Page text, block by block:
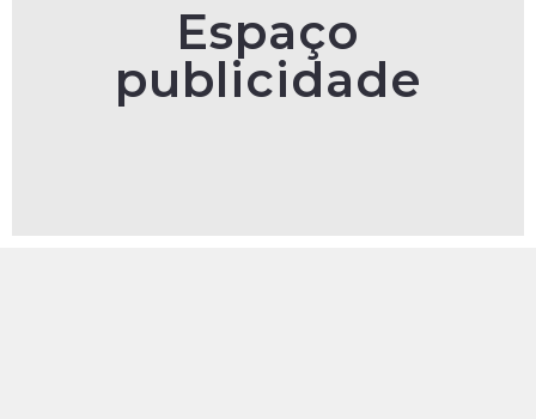
Espaço
publicidade